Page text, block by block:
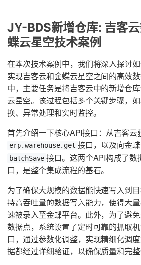
JY-BDS新增仓库: 吉客
蝶云星空技术案例
在本次技术案例中，我们将深入探讨
实现吉客云和金蝶云星空之间的高效
中，主要任务是将吉客云中的新增仓
云星空。该过程包括多个关键步骤，
换、异常处理和实时监控。
首先介绍一下核心API接口：从吉客云
erp.warehouse.get 接口，以及向金
batchSave 接口。这两个API构成了数
口，是整个集成流程的基石。
为了确保大规模的数据能快速写入到
持高吞吐量的数据写入能力，使得大
速被录入至金蝶平台。此外，为了避
数据点，系统设置了定时可靠的抓取
口，通过参数化调整，实现精细化调
据都经过详细验证，以确保质量和完整